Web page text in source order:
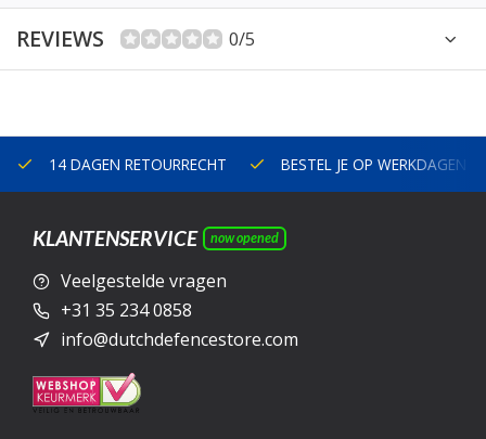
REVIEWS 0/5
14 DAGEN RETOURRECHT BESTEL JE OP WERKDAGEN
KLANTENSERVICE now opened
Veelgestelde vragen
+31 35 234 0858
info@dutchdefencestore.com